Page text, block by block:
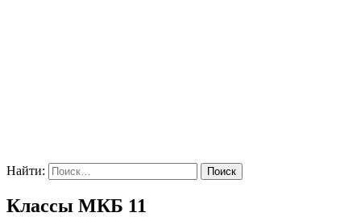
Найти:
Классы МКБ 11